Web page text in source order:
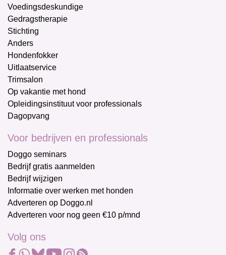
Voedingsdeskundige
Gedragstherapie
Stichting
Anders
Hondenfokker
Uitlaatservice
Trimsalon
Op vakantie met hond
Opleidingsinstituut voor professionals
Dagopvang
Voor bedrijven en professionals
Doggo seminars
Bedrijf gratis aanmelden
Bedrijf wijzigen
Informatie over werken met honden
Adverteren op Doggo.nl
Adverteren voor nog geen €10 p/mnd
Volg ons